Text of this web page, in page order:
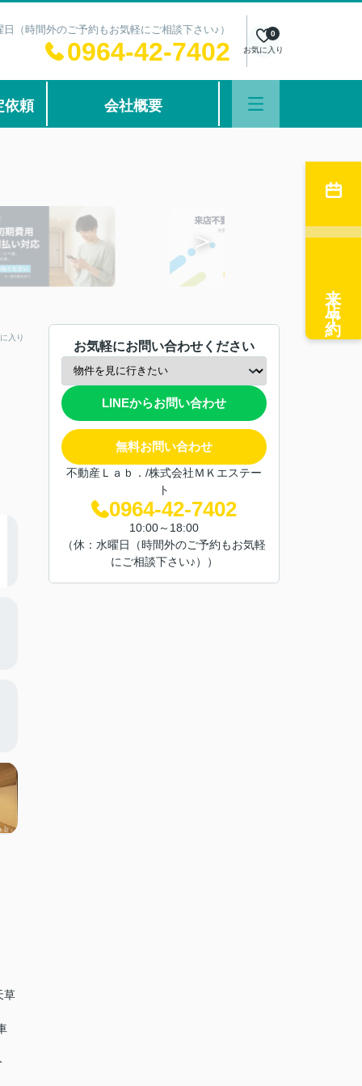
（時間外のご予約もお気軽にご相談下さい♪）
0964-42-7402 お気に入り
0
依頼 会社概要
入り
草
お気軽にお問い合わせください
LINEからお問い合わせ
無料お問い合わせ
不動産Ｌａｂ．/株式会社ＭＫエステー
ト
0964-42-7402
10:00～18:00
（休：水曜日（時間外のご予約もお気軽
にご相談下さい♪））
来店予約